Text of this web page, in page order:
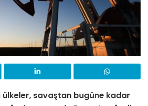
ülkeler, savaştan bugüne kadar